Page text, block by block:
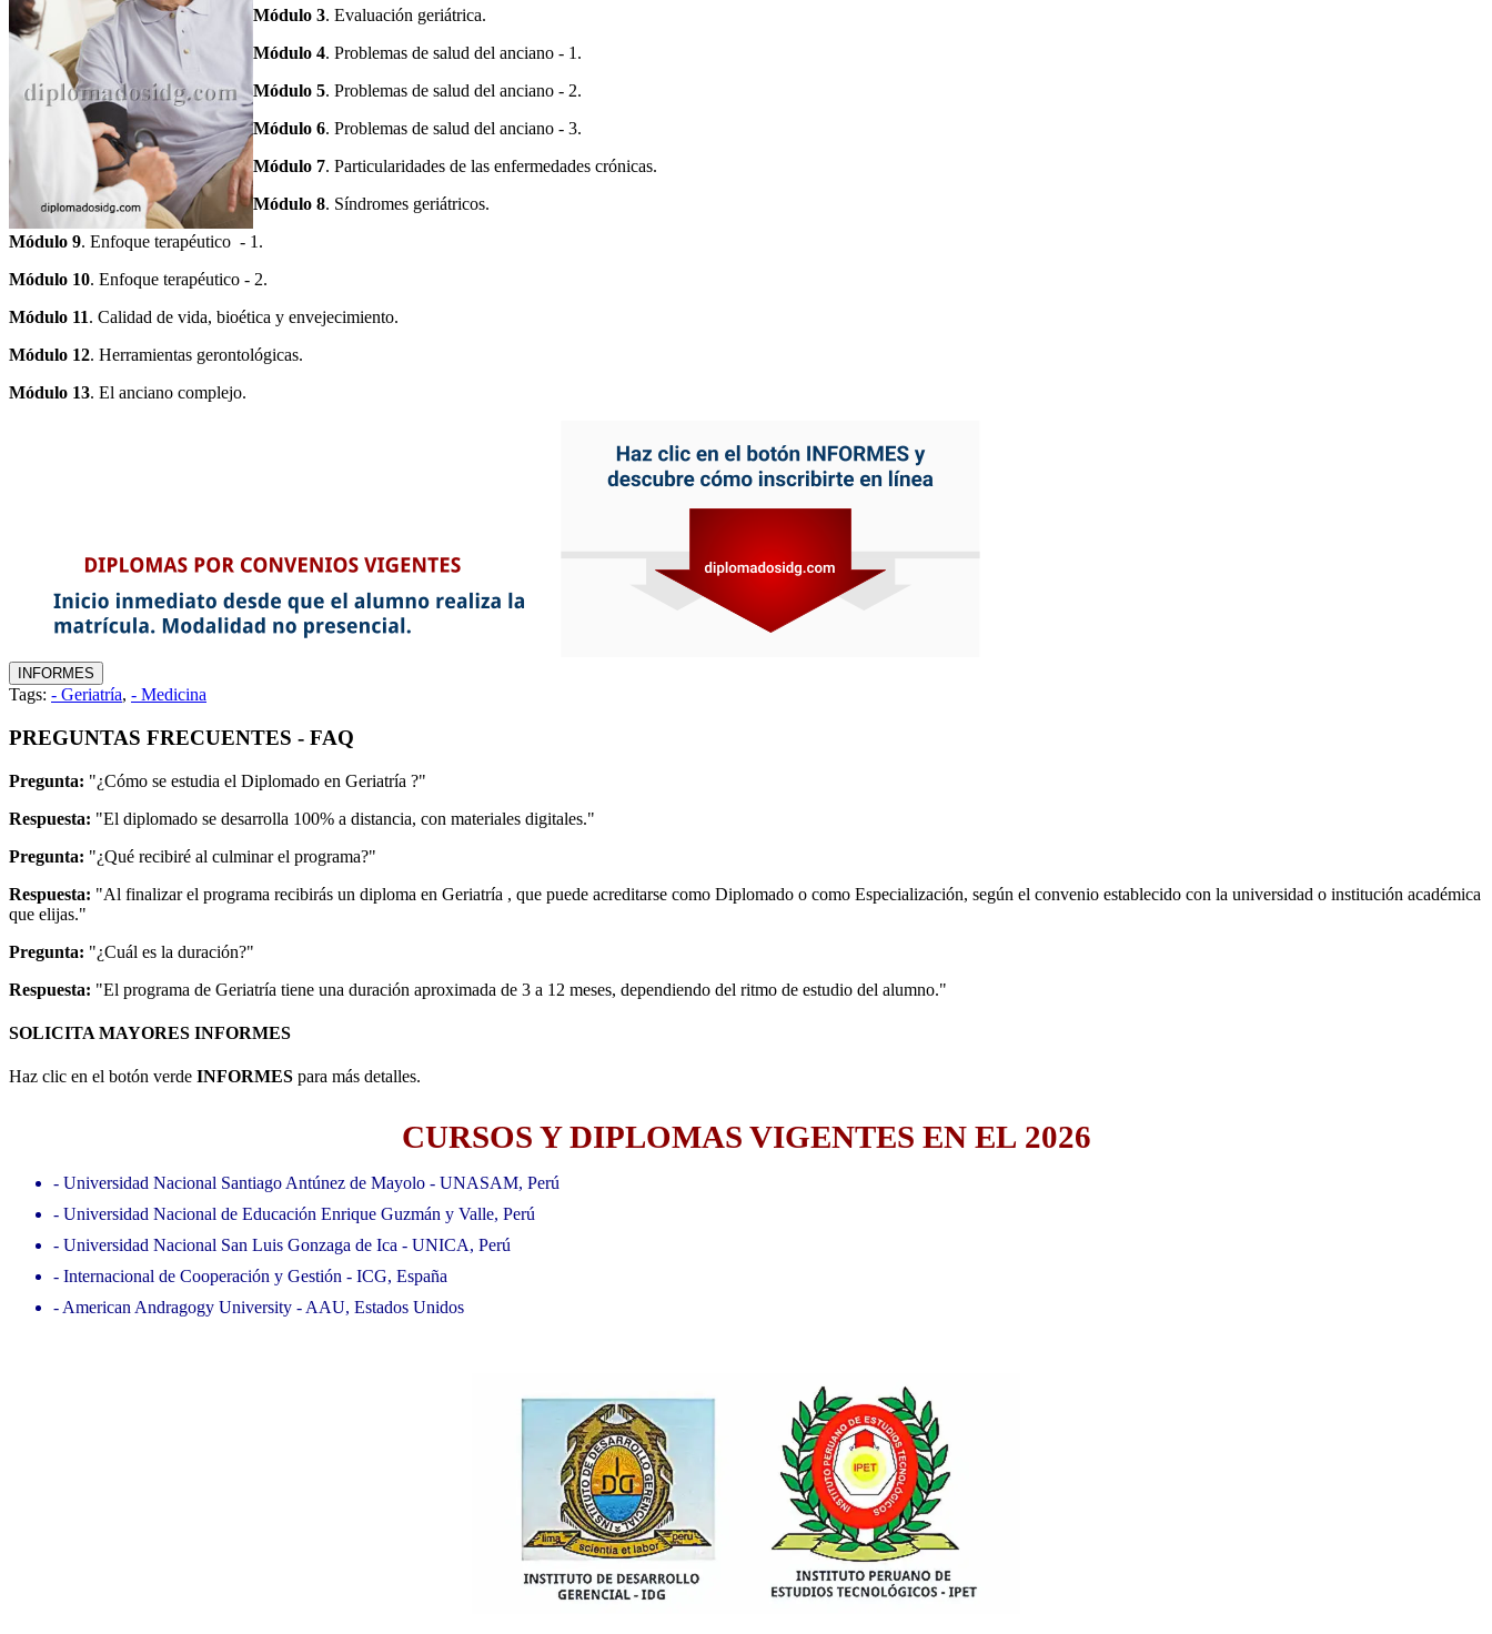
Módulo 3. Evaluación geriátrica.
Módulo 4. Problemas de salud del anciano - 1.
Módulo 5. Problemas de salud del anciano - 2.
Módulo 6. Problemas de salud del anciano - 3.
Módulo 7. Particularidades de las enfermedades crónicas.
Módulo 8. Síndromes geriátricos.
Módulo 9. Enfoque terapéutico - 1.
Módulo 10. Enfoque terapéutico - 2.
Módulo 11. Calidad de vida, bioética y envejecimiento.
Módulo 12. Herramientas gerontológicas.
Módulo 13. El anciano complejo.
Tags: - Geriatría, - Medicina
PREGUNTAS FRECUENTES - FAQ
Pregunta: "¿Cómo se estudia el Diplomado en Geriatría ?"
Respuesta: "El diplomado se desarrolla 100% a distancia, con materiales digitales."
Pregunta: "¿Qué recibiré al culminar el programa?"
Respuesta: "Al finalizar el programa recibirás un diploma en Geriatría , que puede acreditarse como Diplomado o como Especialización, según el convenio establecido con la universidad o institución académica
que elijas."
Pregunta: "¿Cuál es la duración?"
Respuesta: "El programa de Geriatría tiene una duración aproximada de 3 a 12 meses, dependiendo del ritmo de estudio del alumno."
SOLICITA MAYORES INFORMES
Haz clic en el botón verde INFORMES para más detalles.
CURSOS Y DIPLOMAS VIGENTES EN EL 2026
- Universidad Nacional Santiago Antúnez de Mayolo - UNASAM, Perú
- Universidad Nacional de Educación Enrique Guzmán y Valle, Perú
- Universidad Nacional San Luis Gonzaga de Ica - UNICA, Perú
- Internacional de Cooperación y Gestión - ICG, España
- American Andragogy University - AAU, Estados Unidos